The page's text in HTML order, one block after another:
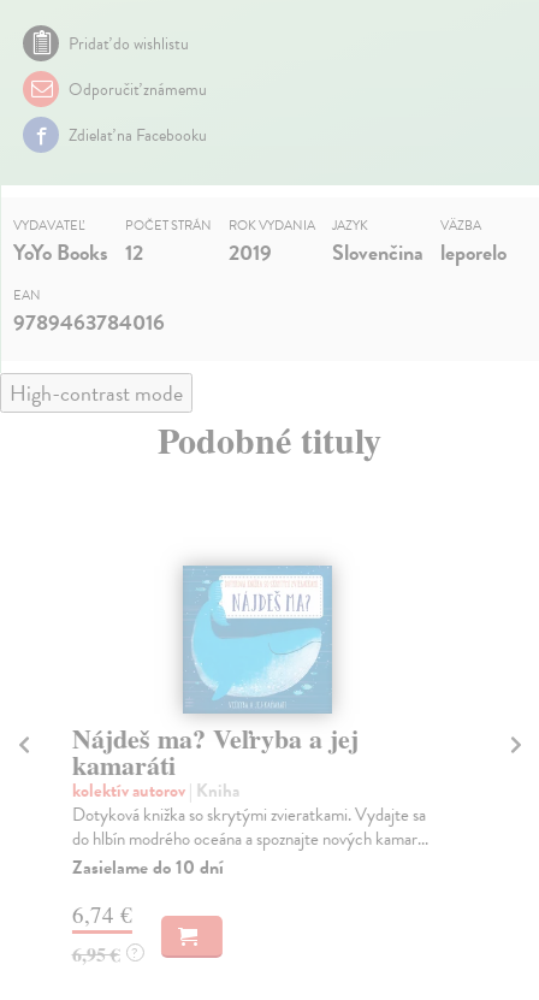
Pridať do wishlistu
Odporučiť známemu
Zdielať na Facebooku
VYDAVATEĽ
YoYo Books
POČET STRÁN
12
ROK VYDANIA
2019
JAZYK
Slovenčina
VÄZBA
leporelo
EAN
9789463784016
High-contrast mode
Podobné tituly
Nájdeš ma? Sliepočka a jej
kamaráti
kolektív autorov| Kniha
Dotyková knižka so skrytými zvieratkami. Vydajte sa
na farmu a spoznajte nových kamarátov! Táto kniž...
Zasielame do 10 dní
6,74 €
6,95 € ?